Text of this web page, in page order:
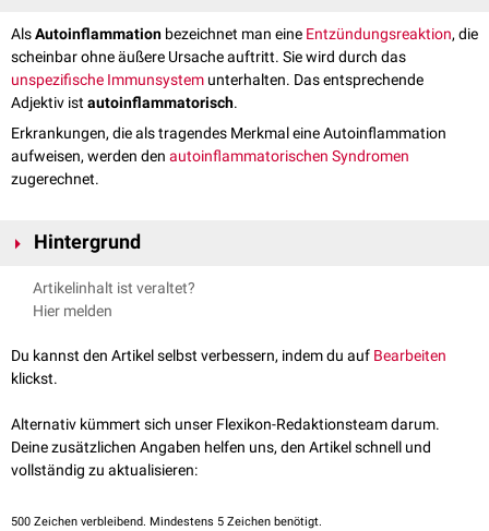
AlsAutoinflammation bezeichnet man eine Entzündungsreaktion, die
scheinbar ohne äußere Ursache auftritt. Sie wird durch das
unspezifische Immunsystem unterhalten. Das entsprechende
Adjektiv istautoinflammatorisch.
Erkrankungen, die als tragendes Merkmal eine Autoinflammation
aufweisen, werden den autoinflammatorischen Syndromen
zugerechnet.
Hintergrund
Der Begriff "Autoinflammation" wurde – in Abgrenzung zu den
Autoimmunerkrankungen
anspruchsvoll und Gegenstand wissenschaftlicher Diskussionen.
Bei einer Autoinflammation kommt es zu einer Überaktivität der
dass spezifischeAutoantikörper oder antigenspezifischeT-Zellen
an derPathogenese beteiligt sind. Im Zentrum steht stattdessen die
Bildung sogenannterInflammasomen
Artikelinhalt ist veraltet?
Hier melden
Du kannst den Artikel selbst verbessern, indem du auf Bearbeiten
klickst.
Alternativ kümmert sich unser Flexikon-Redaktionsteam darum.
Deine zusätzlichen Angaben helfen uns, den Artikel schnell und
vollständig zu aktualisieren:
500 Zeichen verbleibend. Mindestens 5 Zeichen benötigt.